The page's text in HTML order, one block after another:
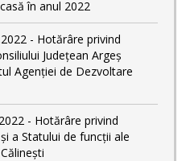
în anul 2022
- Hotărâre privind
Județean Argeș
Agenției de Dezvoltare
- Hotărâre privind
a Statului de funcții ale